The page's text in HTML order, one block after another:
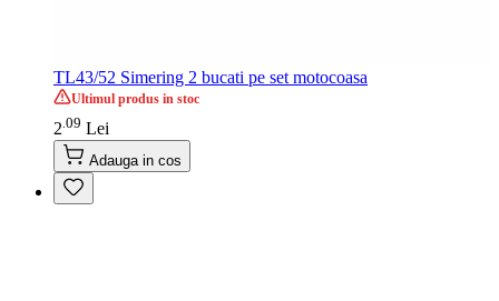
TL43/52 Simering 2 bucati pe set motocoasa
Ultimul produs in stoc
2 09 Lei
Adauga in cos